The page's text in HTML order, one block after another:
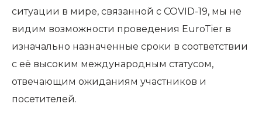
ситуации в мире, связанной с COVID-19, мы не
видим возможности проведения EuroTier в
изначально назначенные сроки в соответствии
с её высоким международным статусом,
отвечающим ожиданиям участников и
посетителей.